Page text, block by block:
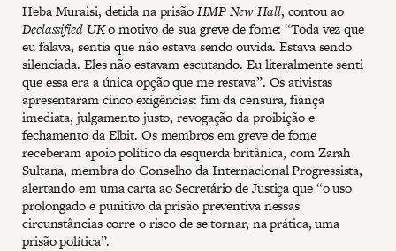
Heba Muraisi, detida na prisãoHMP New Hall, contou ao
Declassified UKo motivo de sua greve de fome: “Toda vez que
eu falava, sentia que não estava sendo ouvida. Estava sendo
silenciada. Eles não estavam escutando. Eu literalmente senti
que essa era a única opção que me restava”. Os ativistas
apresentaram cinco exigências: fim da censura, fiança
imediata, julgamento justo, revogação da proibição e
fechamento da Elbit. Os membros em greve de fome
receberam apoio político da esquerda britânica, com Zarah
Sultana, membra do Conselho da Internacional Progressista,
alertando em uma carta ao Secretário de Justiça que “o uso
prolongado e punitivo da prisão preventiva nessas
circunstâncias corre o risco de se tornar, na prática, uma
prisão política”.